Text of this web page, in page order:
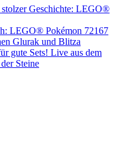
Geschichte: LEGO®
LEGO® Pokémon 72167
Glurak und Blitza
gute Sets! Live aus dem
Steine